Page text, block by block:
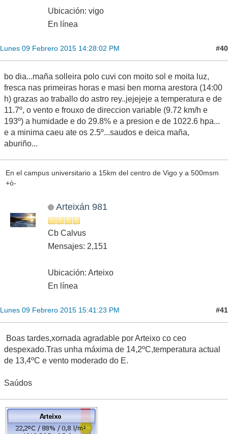
Ubicación: vigo
En línea
Lunes 09 Febrero 2015 14:28:02 PM #40
bo dia...maña solleira polo cuvi con moito sol e moita luz,
fresca nas primeiras horas e masi ben morna arestora (14:00
h) grazas ao traballo do astro rey..jejejeje a temperatura e de
11.7º, o vento e frouxo de direccion variable (9.72 km/h e
193º) a humidade e do 29.8% e a presion e de 1022.6 hpa...
e a minima caeu ate os 2.5º...saudos e deica maña,
aburiño...
En el campus universitario a 15km del centro de Vigo y a 500msm
+ò-
Arteixán 981
Cb Calvus
Mensajes: 2,151
Ubicación: Arteixo
En línea
Lunes 09 Febrero 2015 15:41:23 PM #41
Boas tardes,xornada agradable por Arteixo co ceo
despexado.Tras unha máxima de 14,2ºC,temperatura actual
de 13,4ºC e vento moderado do E.
Saúdos